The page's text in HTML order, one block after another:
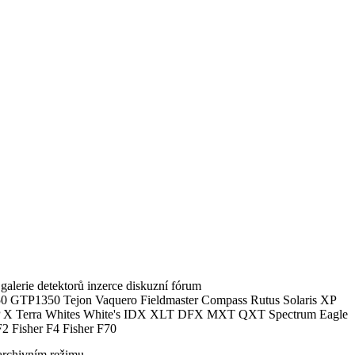
detektorů inzerce diskuzní fórum
Tejon Vaquero Fieldmaster Compass Rutus Solaris XP
Terra Whites White's IDX XLT DFX MXT QXT Spectrum Eagle
Fisher F4 Fisher F70